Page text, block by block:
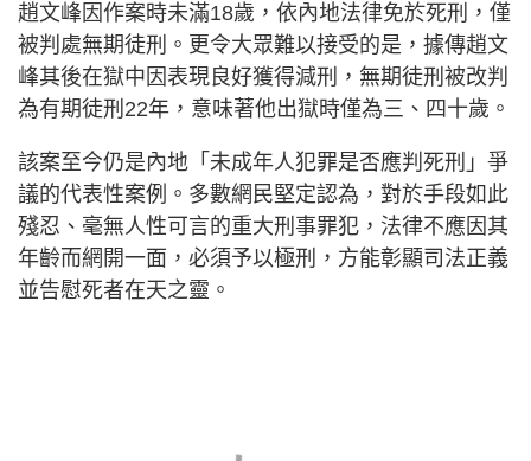
趙文峰因作案時未滿18歲，依內地法律免於死刑，僅
被判處無期徒刑。更令大眾難以接受的是，據傳趙文
峰其後在獄中因表現良好獲得減刑，無期徒刑被改判
為有期徒刑22年，意味著他出獄時僅為三、四十歲。
該案至今仍是內地「未成年人犯罪是否應判死刑」爭
議的代表性案例。多數網民堅定認為，對於手段如此
殘忍、毫無人性可言的重大刑事罪犯，法律不應因其
年齡而網開一面，必須予以極刑，方能彰顯司法正義
並告慰死者在天之靈。